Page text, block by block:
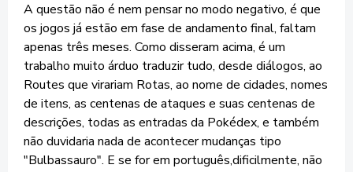
A questão não é nem pensar no modo negativo, é que
os jogos já estão em fase de andamento final, faltam
apenas três meses. Como disseram acima, é um
trabalho muito árduo traduzir tudo, desde diálogos, ao
Routes que virariam Rotas, ao nome de cidades, nomes
de itens, as centenas de ataques e suas centenas de
descrições, todas as entradas da Pokédex, e também
não duvidaria nada de acontecer mudanças tipo
"Bulbassauro". E se for em português,dificilmente, não